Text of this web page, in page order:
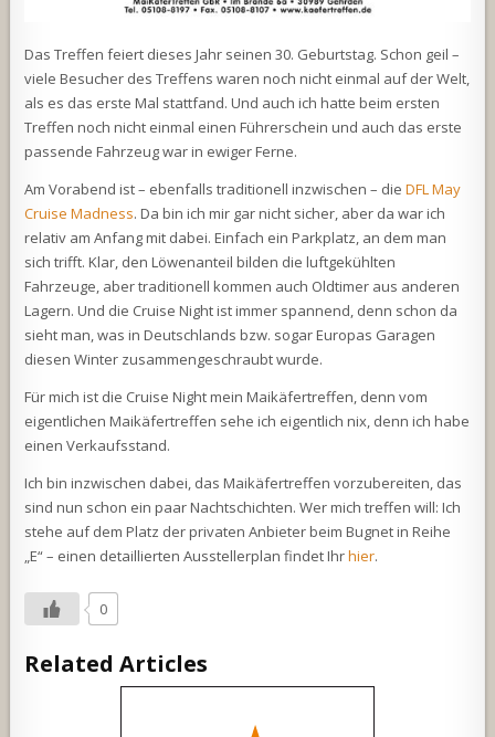
Das Treffen feiert dieses Jahr seinen 30. Geburtstag. Schon geil –
viele Besucher des Treffens waren noch nicht einmal auf der Welt,
als es das erste Mal stattfand. Und auch ich hatte beim ersten
Treffen noch nicht einmal einen Führerschein und auch das erste
passende Fahrzeug war in ewiger Ferne.
Am Vorabend ist – ebenfalls traditionell inzwischen – dieDFL May
Cruise Madness. Da bin ich mir gar nicht sicher, aber da war ich
relativ am Anfang mit dabei. Einfach ein Parkplatz, an dem man
sich trifft. Klar, den Löwenanteil bilden die luftgekühlten
Fahrzeuge, aber traditionell kommen auch Oldtimer aus anderen
Lagern. Und die Cruise Night ist immer spannend, denn schon da
sieht man, was in Deutschlands bzw. sogar Europas Garagen
diesen Winter zusammengeschraubt wurde.
Für mich ist die Cruise Night mein Maikäfertreffen, denn vom
eigentlichen Maikäfertreffen sehe ich eigentlich nix, denn ich habe
einen Verkaufsstand.
Ich bin inzwischen dabei, das Maikäfertreffen vorzubereiten, das
sind nun schon ein paar Nachtschichten. Wer mich treffen will: Ich
stehe auf dem Platz der privaten Anbieter beim Bugnet in Reihe
„E“ – einen detaillierten Ausstellerplan findet Ihrhier.
0
Related Articles